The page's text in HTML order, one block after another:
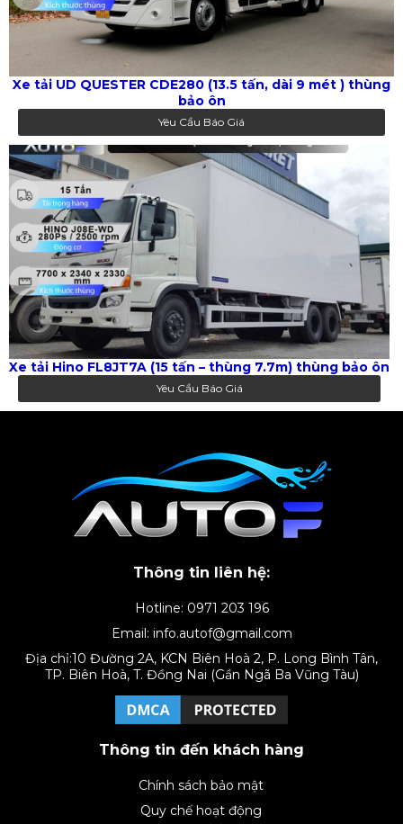
Xe tải UD QUESTER CDE280 (13.5 tấn, dài 9 mét ) thùng
bảo ôn
Yêu Cầu Báo Giá
Xe tải Hino FL8JT7A (15 tấn – thùng 7.7m) thùng bảo ôn
Yêu Cầu Báo Giá
Thông tin liên hệ:
Hotline: 0971 203 196
Email: info.autof@gmail.com
Địa chỉ:10 Đường 2A, KCN Biên Hoà 2, P. Long Bình Tân,
TP. Biên Hoà, T. Đồng Nai (Gần Ngã Ba Vũng Tàu)
Thông tin đến khách hàng
Chính sách bảo mật
Quy chế hoạt động